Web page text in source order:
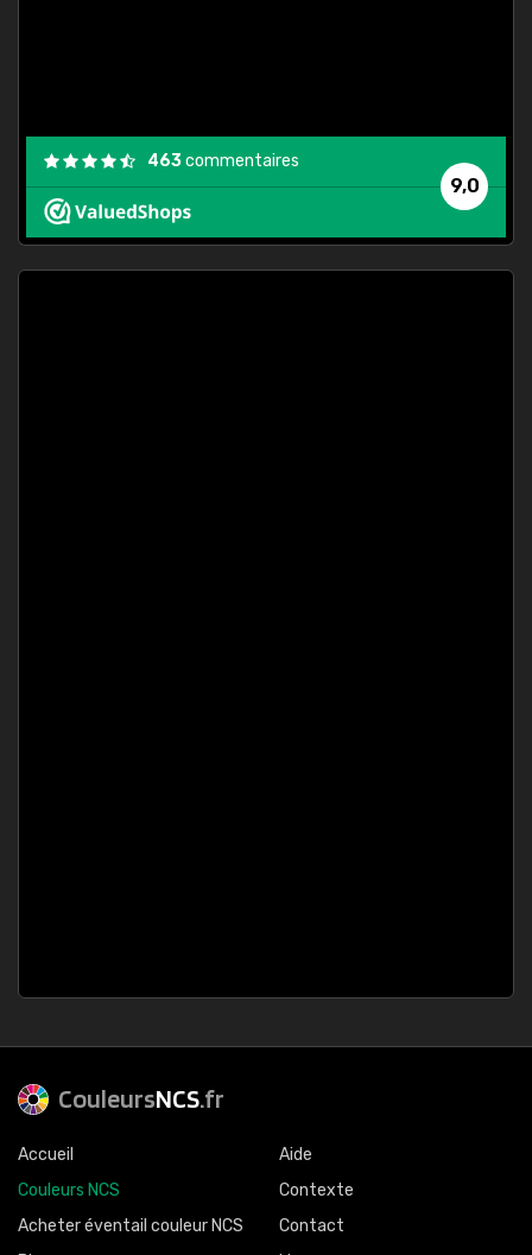
9,0
463commentaires
CouleursNCS.fr
Accueil
Couleurs NCS
Acheter éventail couleur NCS
Aide
Contexte
Contact